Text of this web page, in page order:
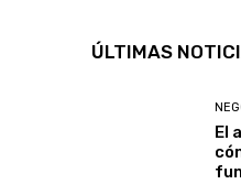
ÚLTIMAS
El